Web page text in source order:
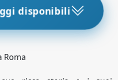
disponibili
Roma